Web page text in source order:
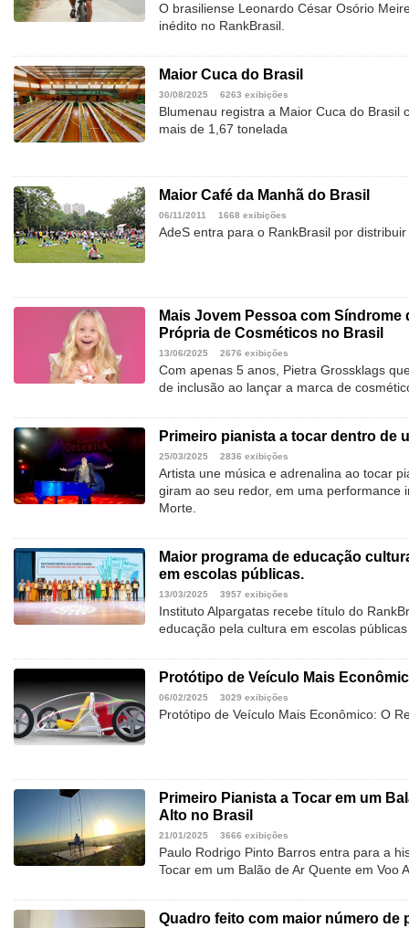
O brasiliense Leonardo César Osório
inédito no RankBrasil.
Maior Cuca do Brasil
30/08/2025 6263 exibições
Blumenau registra a Maior Cuca do Brasil
mais de 1,67 tonelada
Maior Café da Manhã do Brasil
06/11/2011 1668 exibições
AdeS entra para o RankBrasil por
Mais Jovem Pessoa com Síndrome
Própria de Cosméticos no Brasil
13/06/2025 2676 exibições
Com apenas 5 anos, Pietra Grossklags
de inclusão ao lançar a marca de
Primeiro pianista a tocar dentro de
25/03/2025 2836 exibições
Artista une música e adrenalina ao tocar
giram ao seu redor, em uma performance
Morte.
Maior programa de educação
em escolas públicas.
13/03/2025 3957 exibições
Instituto Alpargatas recebe título do
educação pela cultura em escolas públicas
Protótipo de Veículo Mais
06/02/2025 3029 exibições
Protótipo de Veículo Mais Econômico: O
Primeiro Pianista a Tocar em um
Alto no Brasil
21/01/2025 3666 exibições
Paulo Rodrigo Pinto Barros entra para a
Tocar em um Balão de Ar Quente em Voo
Quadro feito com maior número de